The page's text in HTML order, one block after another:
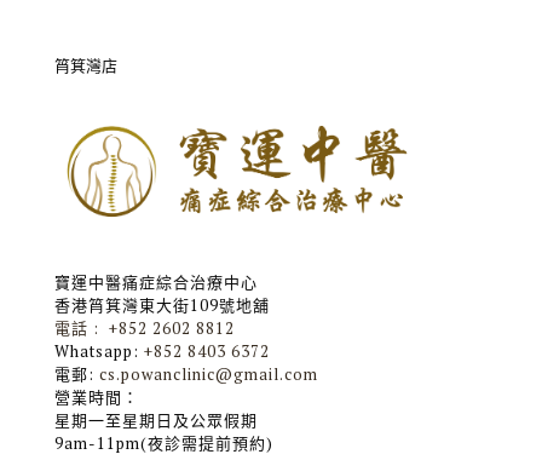
筲箕灣店
寶運中醫痛症綜合治療中心
香港筲箕灣東大街109號地舖
電話 : +852 2602 8812
Whatsapp: +852 8403 6372
電郵: cs.powanclinic@gmail.com
營業時間：
星期一至星期日及公眾假期
9am-11pm(夜診需提前預約)